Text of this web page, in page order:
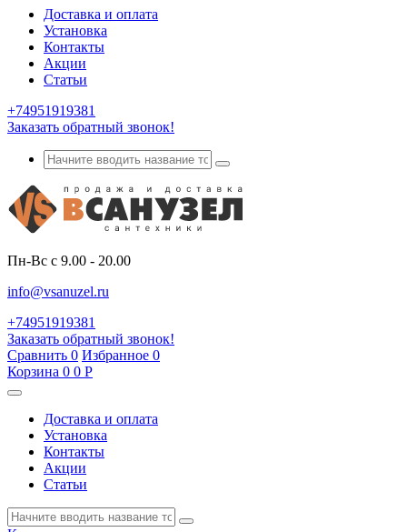
Доставка и оплата
Установка
Контакты
Акции
Статьи
+74951919381
Заказать обратный звонок!
Пн-Вс с 9.00 - 20.00
info@vsanuzel.ru
+74951919381
Заказать обратный звонок!
Сравнить 0 Избранное 0
Корзина 0 0 Р
Доставка и оплата
Установка
Контакты
Акции
Статьи